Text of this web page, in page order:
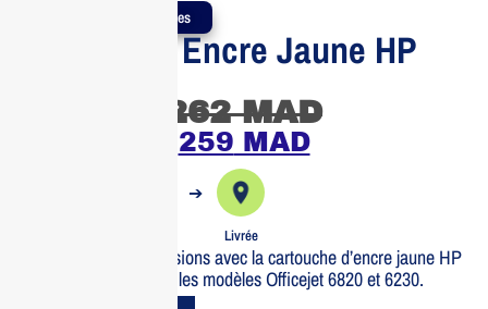
Produits Authentiques
Cartouche Encre Jaune HP
262MAD
259 MAD
➔
Livrée
Optimisez vos impressions avec la cartouche d’encre jaune HP
935. Compatible avec les modèles Officejet 6820 et 6230.